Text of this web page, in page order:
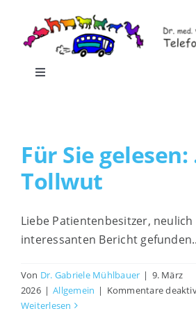
springen
Toggle
Leistungen
Praxis-Shop
Blog
Für Sie
Tollwut
Liebe Patientenbesitzer,
interessanten Bericht
Von Dr. Gabriele Mühlbauer | 9. März
2026 | Allgemein | Kommentare
Weiterlesen